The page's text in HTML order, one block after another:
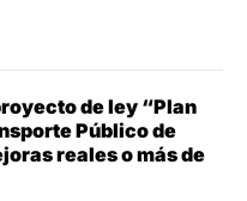
de ley “Plan
Público de
reales o más de